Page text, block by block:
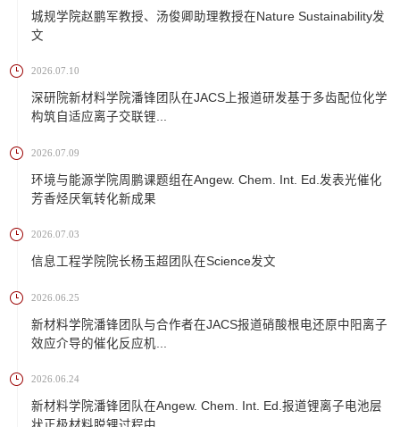
城规学院赵鹏军教授、汤俊卿助理教授在Nature Sustainability发
文
2026.07.10
深研院新材料学院潘锋团队在JACS上报道研发基于多齿配位化学
构筑自适应离子交联锂...
2026.07.09
环境与能源学院周鹏课题组在Angew. Chem. Int. Ed.发表光催化
芳香烃厌氧转化新成果
2026.07.03
信息工程学院院长杨玉超团队在Science发文
2026.06.25
新材料学院潘锋团队与合作者在JACS报道硝酸根电还原中阳离子
效应介导的催化反应机...
2026.06.24
新材料学院潘锋团队在Angew. Chem. Int. Ed.报道锂离子电池层